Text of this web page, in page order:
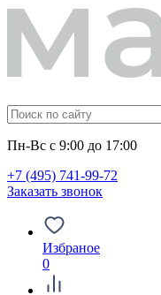
Пн-Вс с 9:00 до 17:00
+7 (495) 741-99-72
Заказать звонок
Избраное
0